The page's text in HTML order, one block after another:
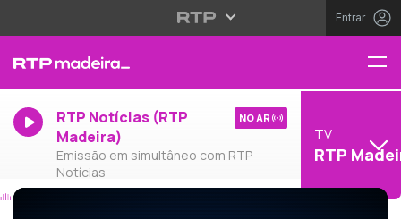
Entrar
RTP Notícias (RTP
Madeira)
Emissão em simultâneo com RTP
Notícias
NO AR
TV
RTP